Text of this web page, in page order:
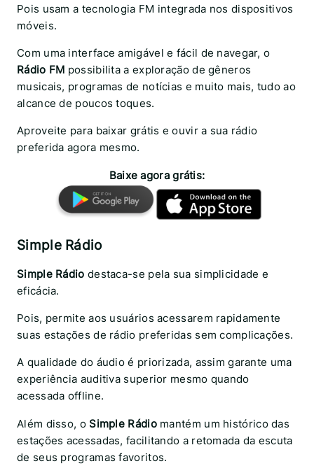
Pois usam a tecnologia FM integrada nos dispositivos
móveis.
Com uma interface amigável e fácil de navegar, o
Rádio FM possibilita a exploração de gêneros
musicais, programas de notícias e muito mais, tudo ao
alcance de poucos toques.
Aproveite para baixar grátis e ouvir a sua rádio
preferida agora mesmo.
Baixe agora grátis:
Simple Rádio
Simple Rádio destaca-se pela sua simplicidade e
eficácia.
Pois, permite aos usuários acessarem rapidamente
suas estações de rádio preferidas sem complicações.
A qualidade do áudio é priorizada, assim garante uma
experiência auditiva superior mesmo quando
acessada offline.
Além disso, o Simple Rádiomantém um histórico das
estações acessadas, facilitando a retomada da escuta
de seus programas favoritos.